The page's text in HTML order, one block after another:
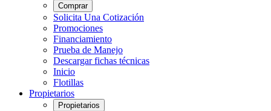
Comprar
Solicita Una Cotización
Promociones
Financiamiento
Prueba de Manejo
Descargar fichas técnicas
Inicio
Flotillas
Propietarios
Propietarios